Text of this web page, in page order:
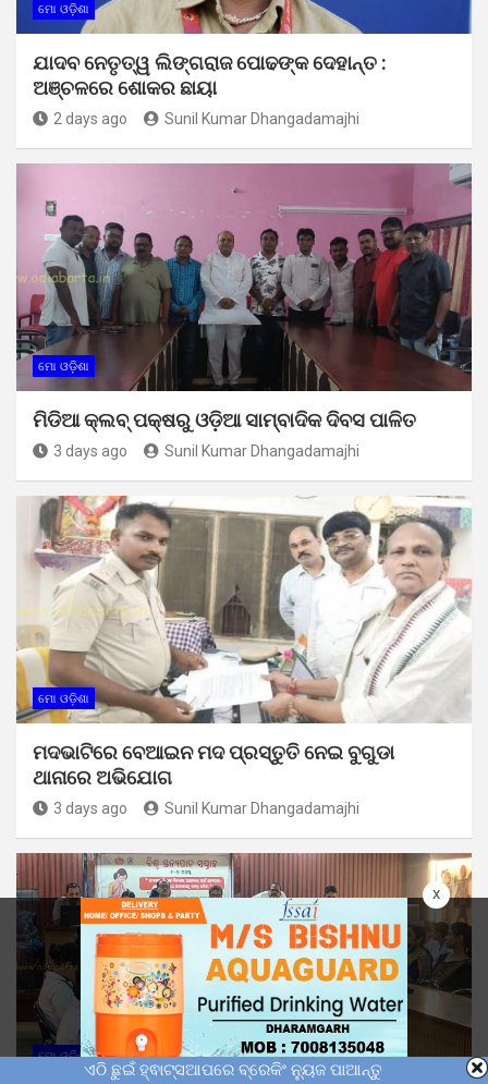
x
ମୋ ଓଡ଼ିଶା
ଯାଦବ ନେତୃତ୍ୱ ଲିଙ୍ଗରାଜ ପୋଢଙ୍କ ଦେହାନ୍ତ :
ଅଞ୍ଚଳରେ ଶୋକର ଛାୟା
2 days ago Sunil Kumar Dhangadamajhi
ମୋ ଓଡ଼ିଶା
ମିଡିଆ କ୍ଲବ୍ ପକ୍ଷରୁ ଓଡ଼ିଆ ସାମ୍ବାଦିକ ଦିବସ ପାଳିତ
3 days ago Sunil Kumar Dhangadamajhi
ମୋ ଓଡ଼ିଶା
ମଦଭାଟିରେ ବେଆଇନ ମଦ ପ୍ରସ୍ତୁତି ନେଇ ବୁଗୁଡା
ଥାନାରେ ଅଭିଯୋଗ
3 days ago Sunil Kumar Dhangadamajhi
ମୋ ଓଡ଼ିଶା
ଏଠି ଛୁଇଁ ହ୍ଵାଟ୍ସଆପରେ ବ୍ରେକିଂ ନ୍ୟୁଜ ପାଆନ୍ତୁ